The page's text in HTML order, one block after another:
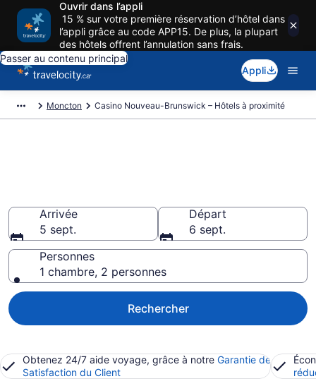
Ouvrir dans l’appli
15 % sur votre première réservation d’hôtel dans
l’appli grâce au code APP15. De plus, la plupart
des hôtels offrent l’annulation sans frais.
Passer au contenu principal
Appli
Moncton Casino Nouveau-Brunswick – Hôtels à proximité
Arrivée
5 sept.
Départ
6 sept.
Personnes
1 chambre, 2 personnes
Rechercher
Obtenez 24/7 aide voyage, grâce à notre Garantie de
Satisfaction du Client